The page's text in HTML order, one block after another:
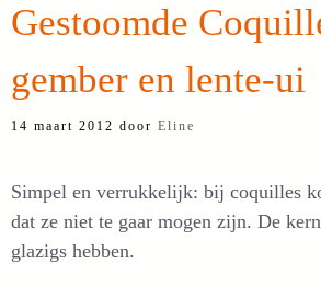
Gestoomde
gember en lente-ui
14 maart 2012 door Eline
Simpel en verrukkelijk: bij coquilles
dat ze niet te gaar mogen zijn. De
glazigs hebben.